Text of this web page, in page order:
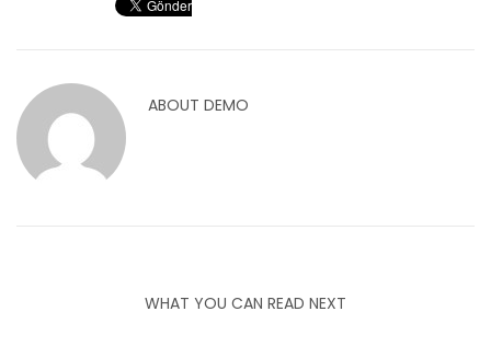
ABOUT DEMO
WHAT YOU CAN READ NEXT